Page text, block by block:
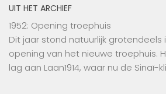
UIT HET ARCHIEF
1952: Opening troephuis
Dit jaar stond natuurlijk grotendeels
opening van het nieuwe troephuis.
lag aan Laan1914, waar nu de Sinaï-